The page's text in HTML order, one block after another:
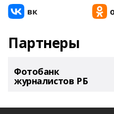
Партнеры
Фотобанк
журналистов РБ